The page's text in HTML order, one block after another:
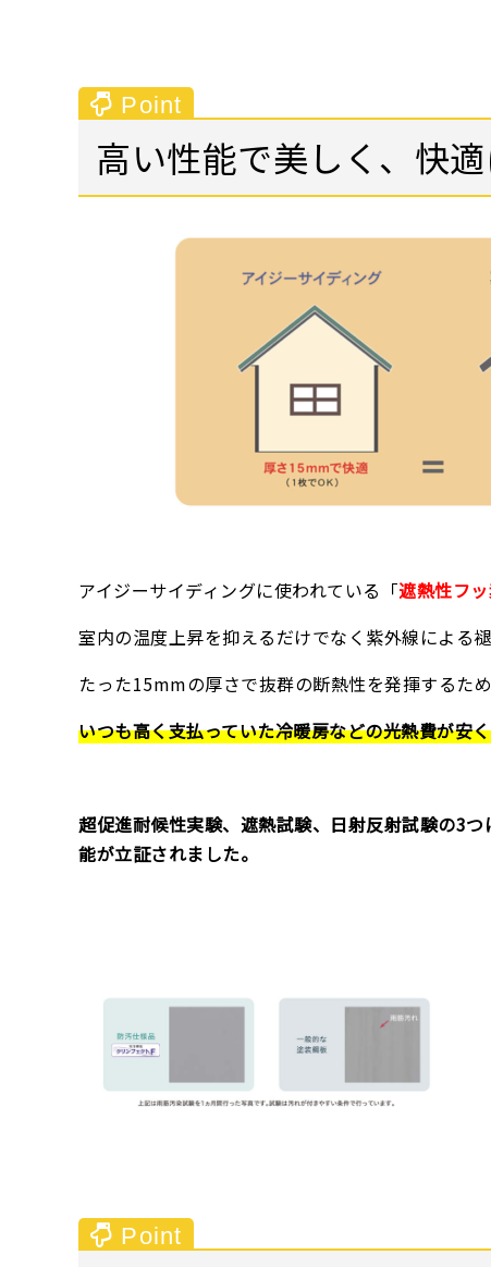
高い性能で美しく、快
アイジーサイディングに使われている「遮熱性フ
室内の温度上昇を抑えるだけでなく紫外線による
たった15mmの厚さで抜群の断熱性を発揮するた
いつも高く支払っていた冷暖房などの光熱費が安
超促進耐候性実験、遮熱試験、日射反射試験の3つ
能が立証されました。